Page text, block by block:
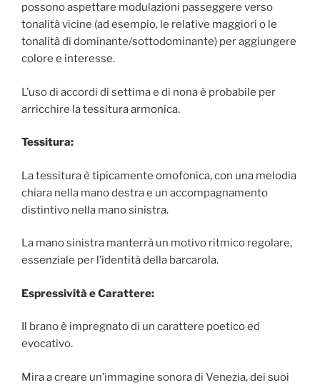
possono aspettare modulazioni passeggere verso
tonalità vicine (ad esempio, le relative maggiori o le
tonalità di dominante/sottodominante) per aggiungere
colore e interesse.
L’uso di accordi di settima e di nona è probabile per
arricchire la tessitura armonica.
Tessitura:
La tessitura è tipicamente omofonica, con una melodia
chiara nella mano destra e un accompagnamento
distintivo nella mano sinistra.
La mano sinistra manterrà un motivo ritmico regolare,
essenziale per l’identità della barcarola.
Espressività e Carattere:
Il brano è impregnato di un carattere poetico ed
evocativo.
Mira a creare un’immagine sonora di Venezia, dei suoi